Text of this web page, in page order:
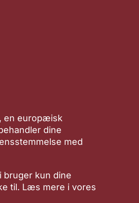
en europæisk
dine
med
bruger kun dine
til. Læs mere i vores